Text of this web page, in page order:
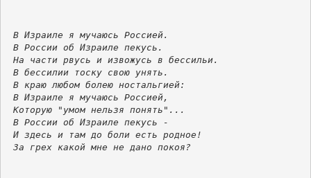
В Израиле я мучаюсь Россией.
В России об Израиле пекусь.
На части рвусь и извожусь в бессильи.
В бессилии тоску свою унять.
В краю любом болею ностальгией:
В Израиле я мучаюсь Россией,
Которую "умом нельзя понять"...
В России об Израиле пекусь -
И здесь и там до боли есть родное!
За грех какой мне не дано покоя?